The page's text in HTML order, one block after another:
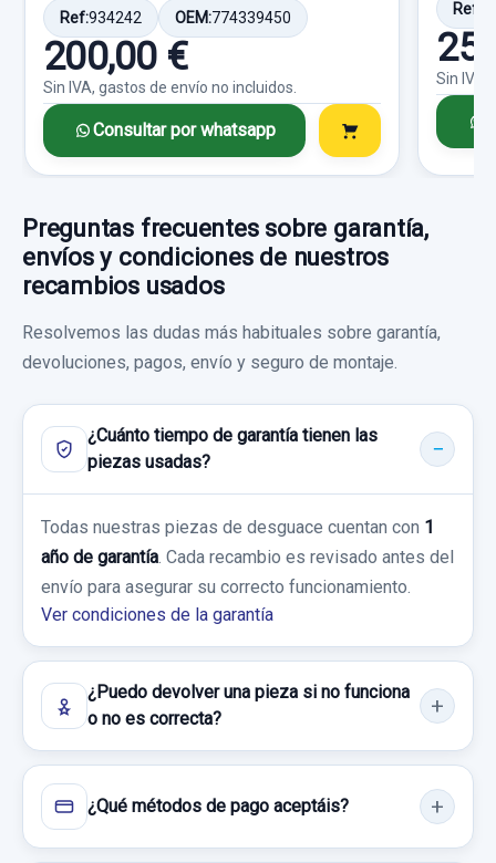
Consultar por whatsapp
Ref:934242 OEM:774339450
200,00 €
Sin IVA, gastos de envío no incluidos.
Consultar por whatsapp
Ref:
Sin IVA,
Preguntas frecuentes sobre garantía,
envíos y condiciones de nuestros
recambios usados
Resolvemos las dudas más habituales sobre garantía,
devoluciones, pagos, envío y seguro de montaje.
¿Cuánto tiempo de garantía tienen las
piezas usadas?
Todas nuestras piezas de desguace cuentan con 1
año de garantía . Cada recambio es revisado antes del
envío para asegurar su correcto funcionamiento.
Ver condiciones de la garantía
¿Puedo devolver una pieza si no funciona
o no es correcta?
¿Qué métodos de pago aceptáis?